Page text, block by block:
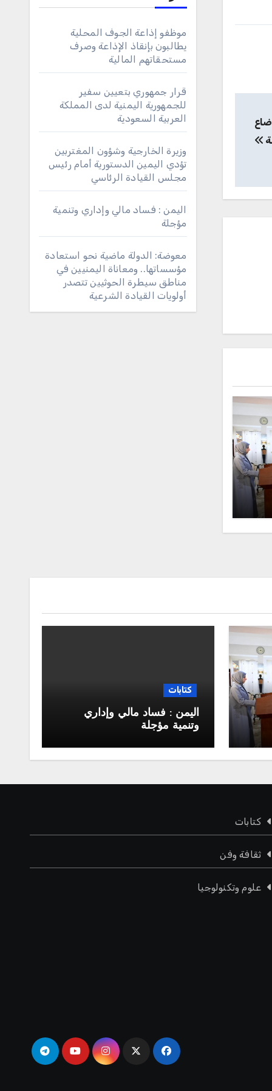
موظفو إذاعة الجوف المحلية
يطالبون بإنقاذ الإذاعة وصرف
مستحقاتهم المالية
قرار جمهوري بتعيين سفير
للجمهورية اليمنية لدى المملكة
العربية السعودية
وزيرة الخارجية وشؤون المغتربين
تؤدي اليمين الدستورية أمام رئيس
مجلس القيادة الرئاسي
اليمن : فساد مالي وإداري وتنمية
مؤجلة
معوضة: الدولة ماضية نحو استعادة
مؤسساتها.. ومعاناة اليمنيين في
مناطق سيطرة الحوثيين تتصدر
أولويات القيادة الشرعية
كتابات
اليمن : فساد مالي وإداري
وتنمية مؤجلة
كتابات
ثقافة وفن
علوم وتكنولوجيا